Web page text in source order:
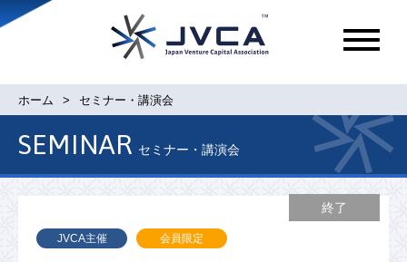
メ
ュ
ホーム セミナー・講演会
SEMINAR セミナー・講演会
JVCA主催
終了
会員限定